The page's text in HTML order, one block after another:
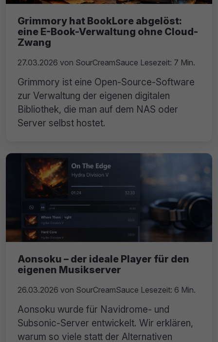
Grimmory hat BookLore abgelöst:
eine E-Book-Verwaltung ohne Cloud-
Zwang
27.03.2026 von SourCreamSauce Lesezeit: 7 Min.
Grimmory ist eine Open-Source-Software
zur Verwaltung der eigenen digitalen
Bibliothek, die man auf dem NAS oder
Server selbst hostet.
Aonsoku – der ideale Player für den
eigenen Musikserver
26.03.2026 von SourCreamSauce Lesezeit: 6 Min.
Aonsoku wurde für Navidrome- und
Subsonic-Server entwickelt. Wir erklären,
warum so viele statt der Alternativen